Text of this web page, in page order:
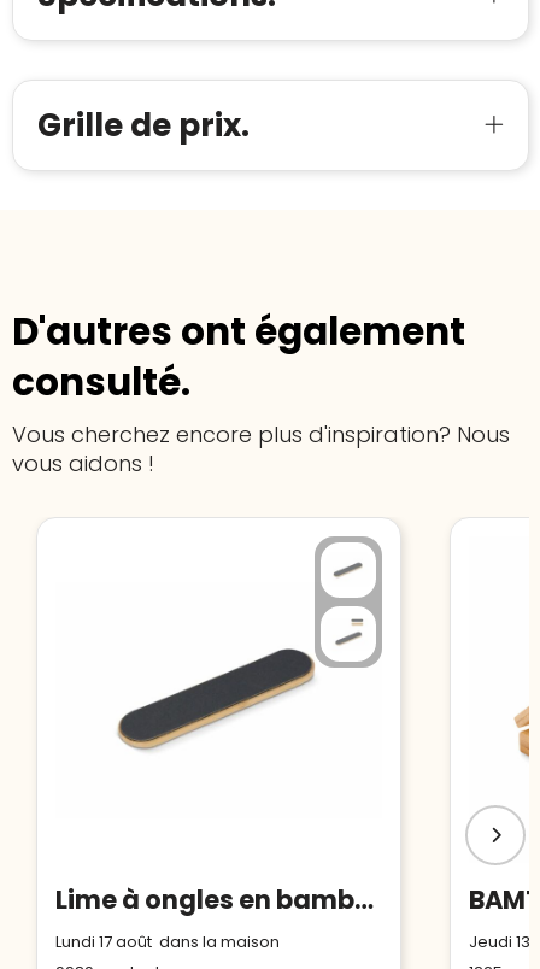
Grille de prix.
D'autres ont également
consulté.
Vous cherchez encore plus d'inspiration? Nous
vous aidons !
Lime à ongles en bambou
Lundi 17 août dans la maison
Jeudi
Aantal werknemers: 1-10
starten:
Bouwt u vertrouwen op en verhoogt u uw